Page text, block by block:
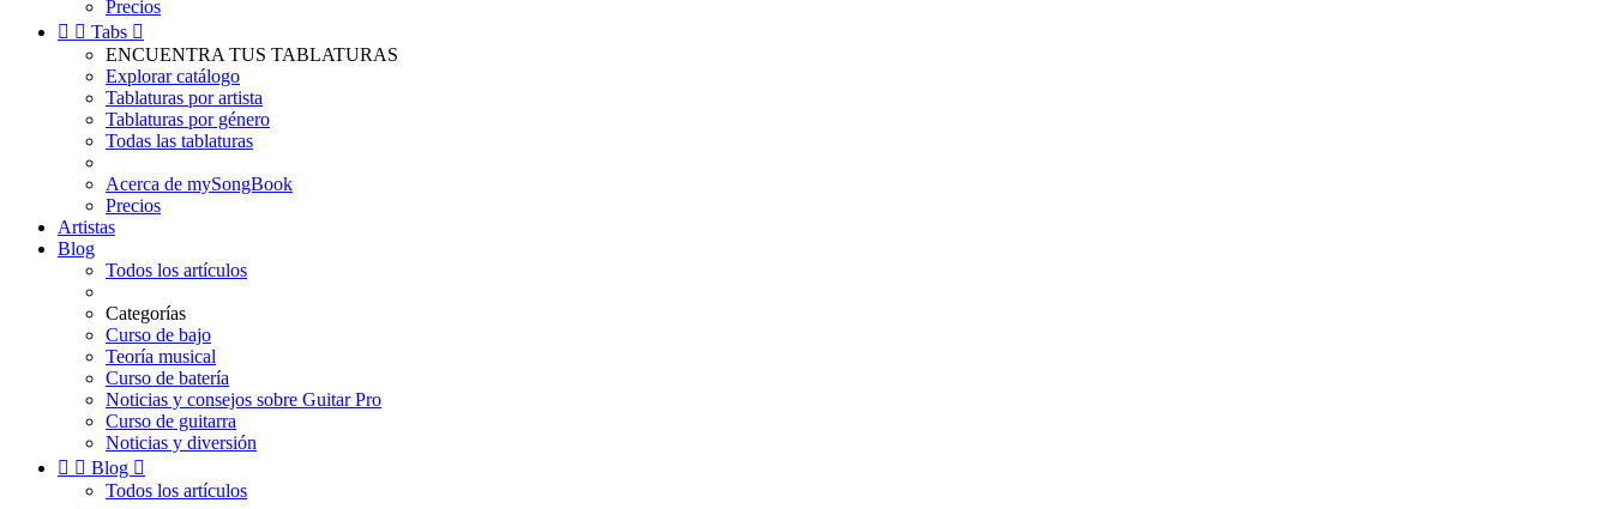
Precios
  Tabs 
ENCUENTRA TUS TABLATURAS
Explorar catálogo
Tablaturas por artista
Tablaturas por género
Todas las tablaturas
Acerca de mySongBook
Precios
Artistas
Blog
Todos los artículos
Categorías
Curso de bajo
Teoría musical
Curso de batería
Noticias y consejos sobre Guitar Pro
Curso de guitarra
Noticias y diversión
  Blog 
Todos los artículos